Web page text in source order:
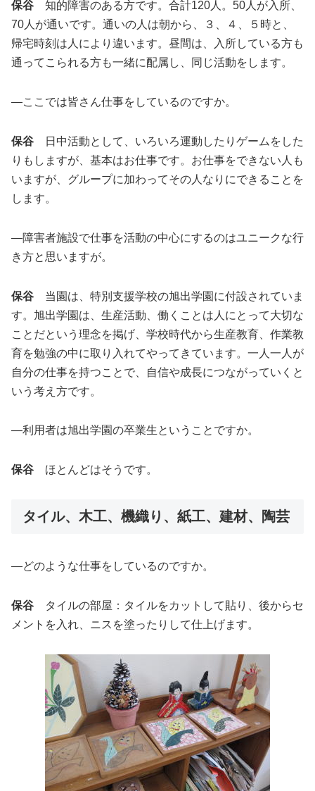
保谷 知的障害のある方です。合計120人。50人が入所、
70人が通いです。通いの人は朝から、３、４、５時と、
帰宅時刻は人により違います。昼間は、入所している方も
通ってこられる方も一緒に配属し、同じ活動をします。
―ここでは皆さん仕事をしているのですか。
保谷 日中活動として、いろいろ運動したりゲームをした
りもしますが、基本はお仕事です。お仕事をできない人も
いますが、グループに加わってその人なりにできることを
します。
―障害者施設で仕事を活動の中心にするのはユニークな行
き方と思いますが。
保谷 当園は、特別支援学校の旭出学園に付設されていま
す。旭出学園は、生産活動、働くことは人にとって大切な
ことだという理念を掲げ、学校時代から生産教育、作業教
育を勉強の中に取り入れてやってきています。一人一人が
自分の仕事を持つことで、自信や成長につながっていくと
いう考え方です。
―利用者は旭出学園の卒業生ということですか。
保谷 ほとんどはそうです。
タイル、木工、機織り、紙工、建材、陶芸
―どのような仕事をしているのですか。
保谷 タイルの部屋：タイルをカットして貼り、後からセ
メントを入れ、ニスを塗ったりして仕上げます。